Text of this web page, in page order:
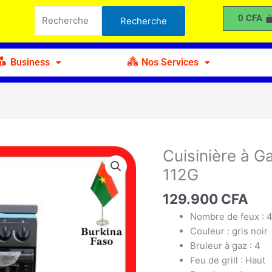
pour :
Recherche 0 CFA
Business Nos Services
Cuisinière à
112G
129.900 CFA
Nombre de feux :
Couleur : gris noir
Bruleur à gaz : 4
Feu de grill : Haut
quantité
de
Cuisinière
à
SOLSTAR
4
Feux
SO-